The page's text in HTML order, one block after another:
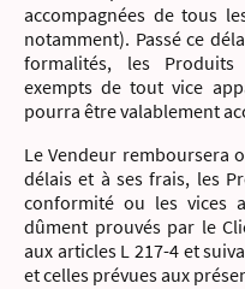
accompagnées de tous
notamment). Passé ce
formalités, les
exempts de tout vice
pourra être valablement
Le Vendeur remboursera
délais et à ses frais, les
conformité ou les vices
dûment prouvés par le
aux articles L 217-4 et
et celles prévues aux